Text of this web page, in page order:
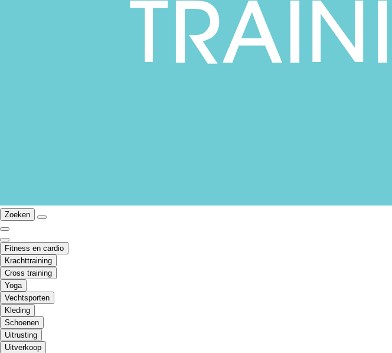
Zoeken
Fitness en cardio
Krachttraining
Cross training
Yoga
Vechtsporten
Kleding
Schoenen
Uitrusting
Uitverkoop